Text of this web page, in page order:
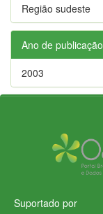
Região sudeste
Ano de publicação
2003
Suportado por